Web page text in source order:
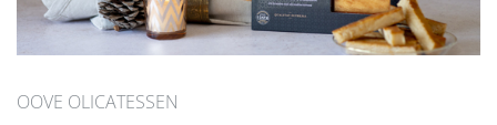
OOVE OLICATESSEN